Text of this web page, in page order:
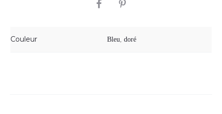
SHARE
Couleur Bleu, doré